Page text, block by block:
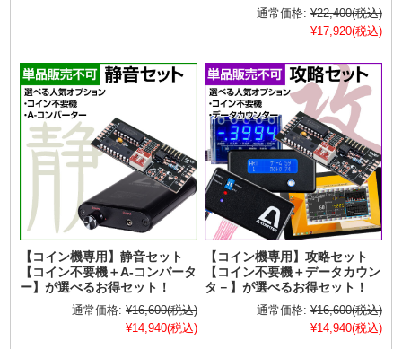
通常価格: ¥22,400(税込)
¥17,920(税込)
【コイン機専用】静音セット
【コイン不要機＋A-コンバータ
ー】が選べるお得セット！
通常価格: ¥16,600(税込)
¥14,940(税込)
【コイン機専用】攻略セット
【コイン不要機＋データカウン
タ－】が選べるお得セット！
通常価格: ¥16,600(税込)
¥14,940(税込)